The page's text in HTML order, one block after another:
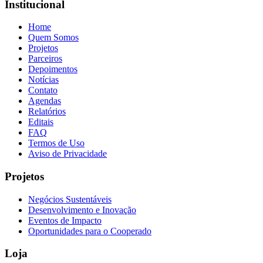
Institucional
Home
Quem Somos
Projetos
Parceiros
Depoimentos
Notícias
Contato
Agendas
Relatórios
Editais
FAQ
Termos de Uso
Aviso de Privacidade
Projetos
Negócios Sustentáveis
Desenvolvimento e Inovação
Eventos de Impacto
Oportunidades para o Cooperado
Loja